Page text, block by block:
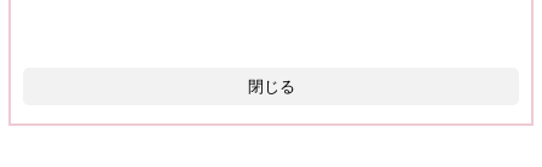
閉じる